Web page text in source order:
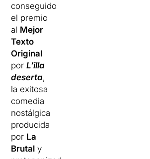
conseguido
el premio
al Mejor
Texto
Original
porL’illa
deserta,
la exitosa
comedia
nostálgica
producida
por La
Brutal y